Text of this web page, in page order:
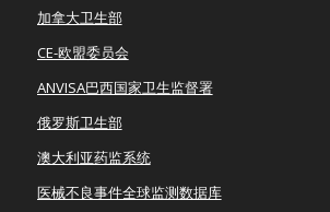
加拿大卫生部
CE-欧盟委员会
ANVISA巴西国家卫生监督署
俄罗斯卫生部
澳大利亚药监系统
医械不良事件全球监测数据库